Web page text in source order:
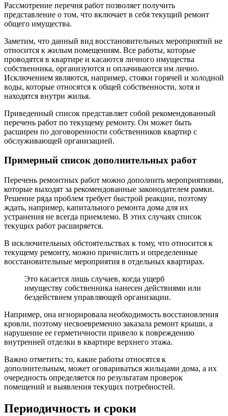
Рассмотрение перечня работ позволяет получить
представление о том, что включает в себя текущий ремонт
общего имущества.
Заметим, что данный вид восстановительных мероприятий не
относится к жилым помещениям. Все работы, которые
проводятся в квартире и касаются личного имущества
собственника, организуются и оплачиваются им лично.
Исключением являются, например, стояки горячей и холодной
воды, которые относятся к общей собственности, хотя и
находятся внутри жилья.
Приведенный список представляет собой рекомендованный
перечень работ по текущему ремонту. Он может быть
расширен по договоренности собственников квартир с
обслуживающей организацией.
Примерный список дополнительных работ
Перечень ремонтных работ можно дополнить мероприятиями,
которые выходят за рекомендованные законодателем рамки.
Решение ряда проблем требует быстрой реакции, поэтому
ждать, например, капитального ремонта дома для их
устранения не всегда приемлемо. В этих случаях список
текущих работ расширяется.
В исключительных обстоятельствах к тому, что относится к
текущему ремонту, можно причислить и определенные
восстановительные мероприятия в отдельных квартирах.
Это касается лишь случаев, когда ущерб
имуществу собственника нанесен действиями или
бездействием управляющей организации.
Например, она игнорировала необходимость восстановления
кровли, поэтому несвоевременно заказала ремонт крыши, а
нарушение ее герметичности привело к повреждению
внутренней отделки в квартире верхнего этажа.
Важно отметить: то, какие работы относятся к
дополнительным, может оговариваться жильцами дома, а их
очередность определяется по результатам проверок
помещений и выявления текущих потребностей.
Периодичность и сроки